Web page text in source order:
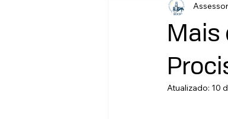
Mais
Atualizado: 10